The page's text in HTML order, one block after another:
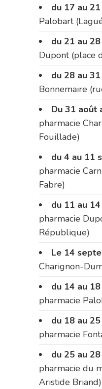
du 17 au
Palobart
du 21 au
Dupont (place
du 28 au
Bonnemaire
Du 31 août
pharmacie
Fouillade)
du 4 au 11
pharmacie
Fabre)
du 11 au
pharmacie
République)
Le 14
Charignon-
du 14 au
pharmacie
du 18 au
pharmacie
du 25 au
pharmacie du
Aristide Briand)